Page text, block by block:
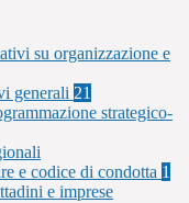
su organizzazione e
generali 21
strategico-
e codice di condotta 1
e imprese